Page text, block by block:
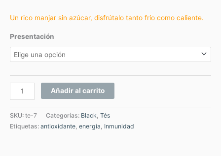
Un rico manjar sin azúcar, disfrútalo tanto frío como caliente.
Presentación
Añadir al carrito
SKU: te-7 Categorías: Black Tés
Etiquetas: antioxidante energia Inmunidad